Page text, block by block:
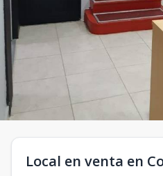
Local en venta en